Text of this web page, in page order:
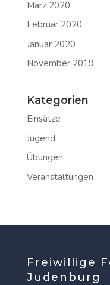
März 2020
Februar 2020
Januar 2020
November 2019
Kategorien
Einsätze
Jugend
Übungen
Veranstaltungen
Freiwillige
Judenburg